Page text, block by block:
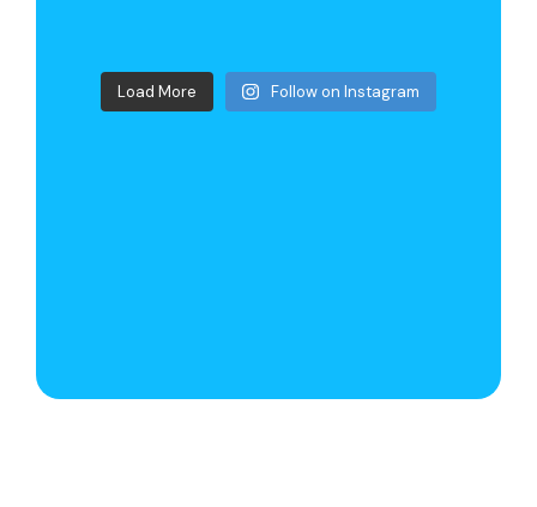
Load More Follow on Instagram